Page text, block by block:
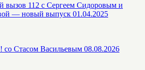
вызов 112 с Сергеем Сидоровым и
— новый выпуск 01.04.2025
Стасом Васильевым 08.08.2026